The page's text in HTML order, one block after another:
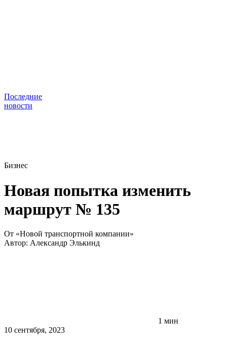
Последние
новости
Бизнес
Новая попытка изменить
маршрут № 135
От «Новой транспортной компании»
Автор: Александр Элькинд
1 мин
10 сентября, 2023